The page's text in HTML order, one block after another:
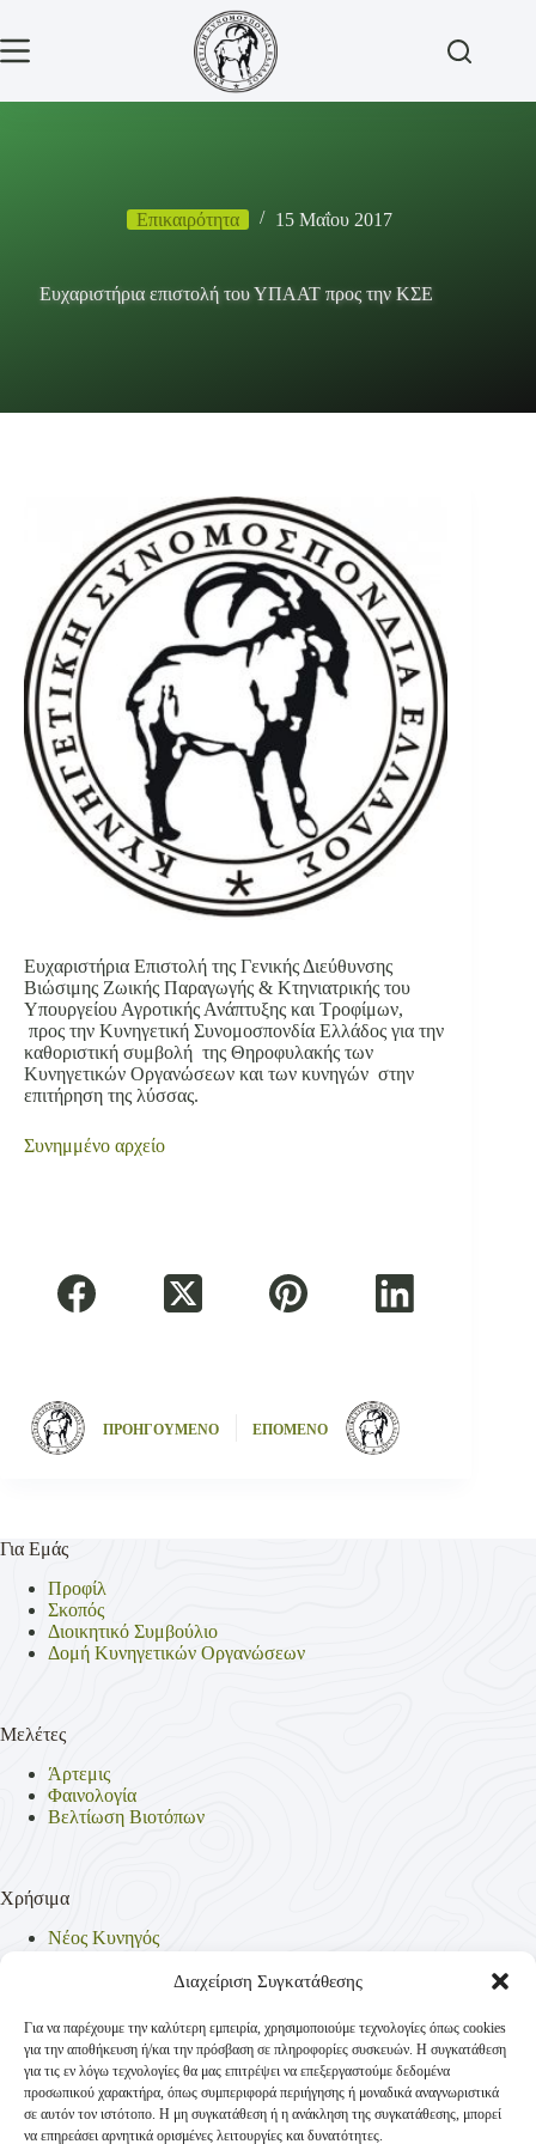
Διαχείριση Συγκατάθεσης
Για να παρέχουμε την καλύτερη εμπειρία, χρησιμοποιούμε τεχνολογίες όπως cookies
για την αποθήκευση ή/και την πρόσβαση σε πληροφορίες συσκευών. Η συγκατάθεση
για τις εν λόγω τεχνολογίες θα μας επιτρέψει να επεξεργαστούμε δεδομένα
προσωπικού χαρακτήρα, όπως συμπεριφορά περιήγησης ή μοναδικά αναγνωριστικά
σε αυτόν τον ιστότοπο. Η μη συγκατάθεση ή η ανάκληση της συγκατάθεσης, μπορεί
να επηρεάσει αρνητικά ορισμένες λειτουργίες και δυνατότητες.
περιεχόμενο
Επικαιρότητα 15 Μαΐου 2017
Ευχαριστήρια επιστολή του ΥΠΑΑΤ προς την ΚΣΕ
Ευχαριστήρια Επιστολή της Γενικής Διεύθυνσης
Βιώσιμης Ζωικής Παραγωγής & Κτηνιατρικής του
Υπουργείου Αγροτικής Ανάπτυξης και Τροφίμων,
προς την Κυνηγετική Συνομοσπονδία Ελλάδος για την
καθοριστική συμβολή της Θηροφυλακής των
Κυνηγετικών Οργανώσεων και των κυνηγών στην
επιτήρηση της λύσσας.
Συνημμένο αρχείο
ΠΡΟΗΓΟΥΜΕΝΟ ΕΠΟΜΕΝΟ
Για Εμάς
Προφίλ
Σκοπός
Διοικητικό Συμβούλιο
Δομή Κυνηγετικών Οργανώσεων
Μελέτες
Άρτεμις
Φαινολογία
Βελτίωση Βιοτόπων
Χρήσιμα
Νέος Κυνηγός
Νομοθεσία
Πολιτική Απορρήτου
Πολιτική Cookies (ΕΕ)